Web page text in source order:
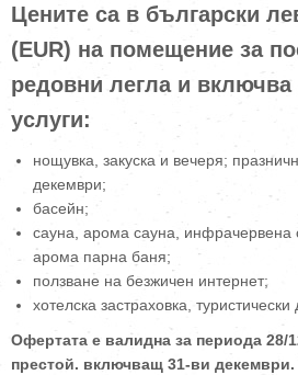
Цените са в български
(EUR) на помещение за
редовни легла и включва
услуги:
нощувка, закуска и вечеря;
декември;
басейн;
сауна, арома сауна, инфрачервена
арома парна баня;
ползване на безжичен интернет;
хотелска застраховка,
Офертата е валидна за периода 28/
престой. включващ 31-ви декември.